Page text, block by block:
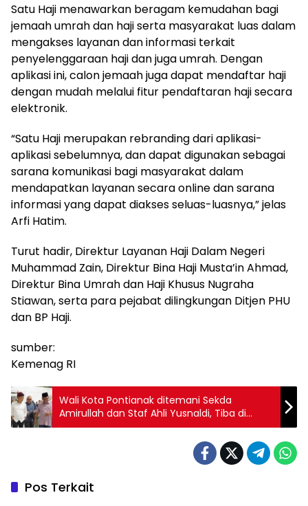
Satu Haji menawarkan beragam kemudahan bagi
jemaah umrah dan haji serta masyarakat luas dalam
mengakses layanan dan informasi terkait
penyelenggaraan haji dan juga umrah. Dengan
aplikasi ini, calon jemaah juga dapat mendaftar haji
dengan mudah melalui fitur pendaftaran haji secara
elektronik.
“Satu Haji merupakan rebranding dari aplikasi-
aplikasi sebelumnya, dan dapat digunakan sebagai
sarana komunikasi bagi masyarakat dalam
mendapatkan layanan secara online dan sarana
informasi yang dapat diakses seluas-luasnya,” jelas
Arfi Hatim.
Turut hadir, Direktur Layanan Haji Dalam Negeri
Muhammad Zain, Direktur Bina Haji Musta’in Ahmad,
Direktur Bina Umrah dan Haji Khusus Nugraha
Stiawan, serta para pejabat dilingkungan Ditjen PHU
dan BP Haji.
sumber:
Kemenag RI
Wali Kota Pontianak ditemani Sekda
Amirullah dan Staf Ahli Yusnaldi, Tiba di
Surabaya Hadiri Munas VII APEKSI
Pos Terkait